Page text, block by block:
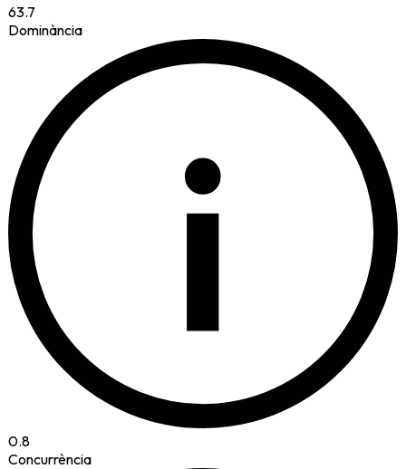
63.7
Dominància
i
0.8
Concurrència